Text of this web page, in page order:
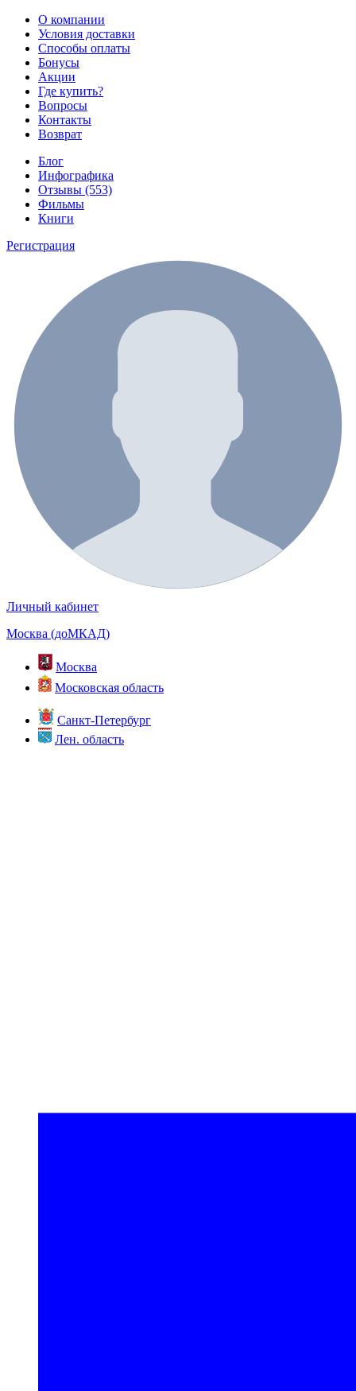
О компании
Условия доставки
Способы оплаты
Бонусы
Акции
Где купить?
Вопросы
Контакты
Возврат
Блог
Инфографика
Отзывы (553)
Фильмы
Книги
Регистрация
Личный кабинет
Москва (доМКАД)
Москва
Московская область
Санкт-Петербург
Лен. область